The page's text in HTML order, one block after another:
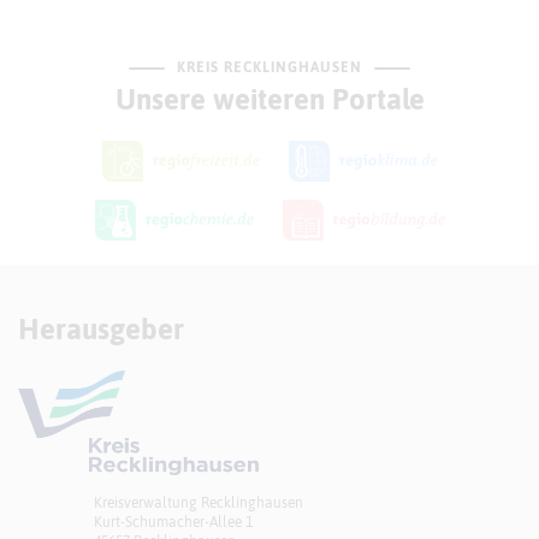
KREIS RECKLINGHAUSEN
Unsere weiteren Portale
Herausgeber
Kreisverwaltung Recklinghausen
Kurt-Schumacher-Allee 1